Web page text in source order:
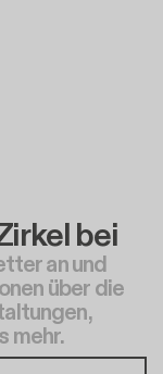
bei
an und
über die
mehr.